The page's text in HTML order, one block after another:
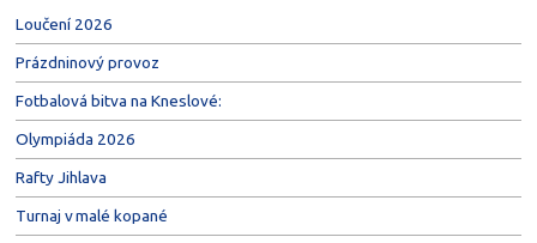
Loučení 2026
Prázdninový provoz
Fotbalová bitva na Kneslové:
Olympiáda 2026
Rafty Jihlava
Turnaj v malé kopané